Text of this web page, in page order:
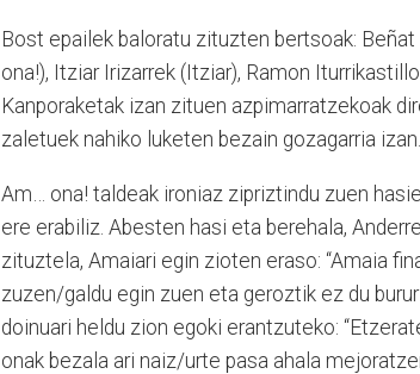
Bost epailek baloratu zituzten bertsoak:
ona!), Itziar Irizarrek (Itziar), Ramon
Kanporaketak izan zituen azpimarratzekoak
zaletuek nahiko luketen bezain gozagarria izan.
Am… ona! taldeak ironiaz zipriztindu zuen
ere erabiliz. Abesten hasi eta berehala,
zituztela, Amaiari egin zioten eraso: “Amaia
zuzen/galdu egin zuen eta geroztik ez du
doinuari heldu zion egoki erantzuteko:
onak bezala ari naiz/urte pasa ahala